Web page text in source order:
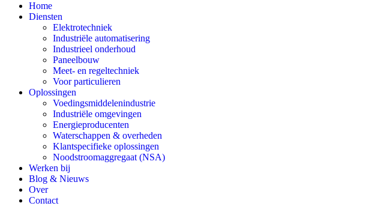
Home
Diensten
Elektrotechniek
Industriële automatisering
Industrieel onderhoud
Paneelbouw
Meet- en regeltechniek
Voor particulieren
Oplossingen
Voedingsmiddelenindustrie
Industriële omgevingen
Energieproducenten
Waterschappen & overheden
Klantspecifieke oplossingen
Noodstroomaggregaat (NSA)
Werken bij
Blog & Nieuws
Over
Contact